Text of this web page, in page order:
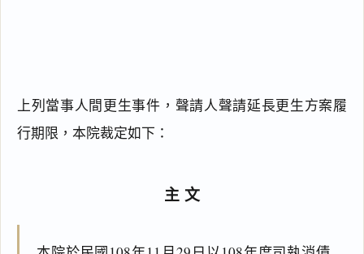
上列當事人間更生事件，聲請人聲請延長更生方案履
行期限，本院裁定如下：
主文